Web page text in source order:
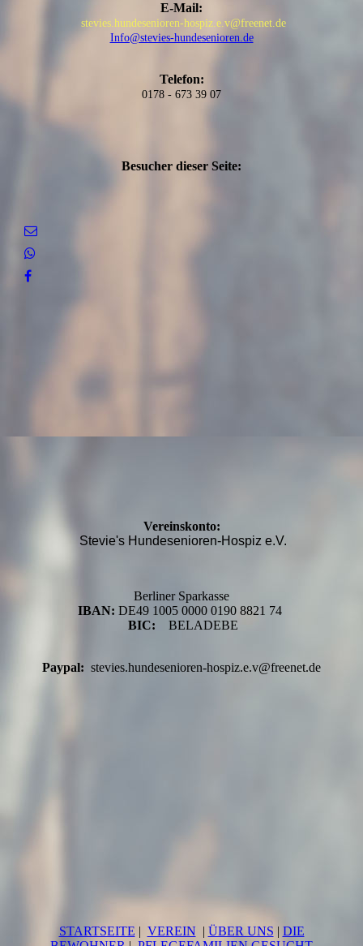
E-Mail:
stevies.hundesenioren-hospiz.e.v@freenet.de
Info@stevies-hundesenioren.de
Telefon:
0178 - 673 39 07
Besucher dieser Seite:
Vereinskonto:
Stevie's Hundesenioren-Hospiz e.V.
Berliner Sparkasse
IBAN: DE49 1005 0000 0190 8821 74
BIC:
BELADEBE
Paypal: stevies.hundesenioren-hospiz.e.v@freenet.de
STARTSEITE | VEREIN | ÜBER UNS | DIE